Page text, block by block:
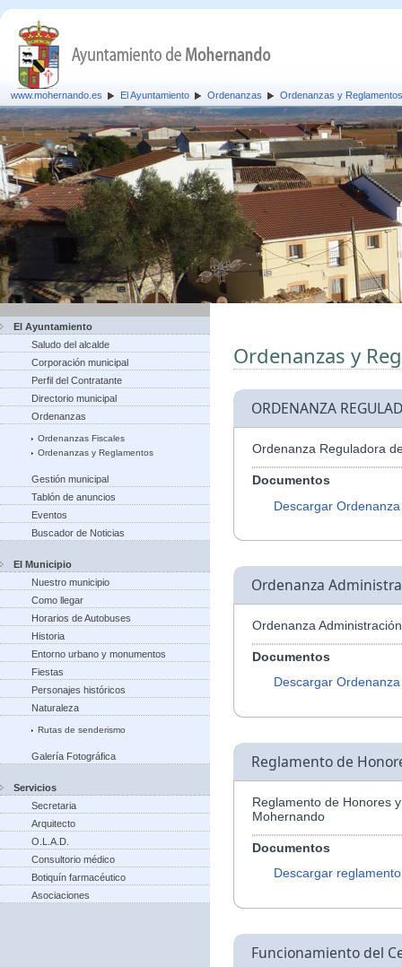
www.mohernando.es El Ayuntamiento Ordenanzas Ordenanzas y Reglamentos
El Ayuntamiento
Saludo del alcalde
Corporación municipal
Perfil del Contratante
Directorio municipal
Ordenanzas
Ordenanzas Fiscales
Ordenanzas y Reglamentos
Gestión municipal
Tablón de anuncios
Eventos
Buscador de Noticias
El Municipio
Nuestro municipio
Como llegar
Horarios de Autobuses
Historia
Entorno urbano y monumentos
Fiestas
Personajes históricos
Naturaleza
Rutas de senderismo
Galería Fotográfica
Servicios
Secretaria
Arquitecto
O.L.A.D.
Consultorio médico
Botiquín farmacéutico
Asociaciones
Ordenanzas y
ORDENANZA
Ordenanza Reguladora
Documentos
Descargar Ordenanza
Ordenanza
Ordenanza
Documentos
Descargar Ordenanza
Reglamento de
Reglamento de Honores
Mohernando
Documentos
Descargar reglamento
Funcionamiento del